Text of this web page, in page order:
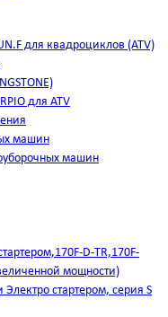
для квадроциклов (АТV)
для ATV
машин
машин
D-TR,170F-
мощности)
стартером, серия S